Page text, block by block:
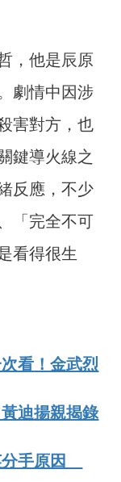
，他是辰原
劇情中因涉
害對方，也
鍵導火線之
反應，不少
「完全不可
看得很生
看！金武烈
迪揚親揭錄
分手原因